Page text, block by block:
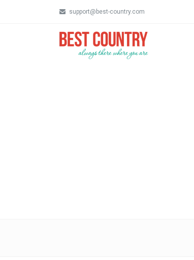
support@best-country.com